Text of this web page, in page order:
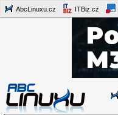
AbcLinuxu.cz ITBiz.cz